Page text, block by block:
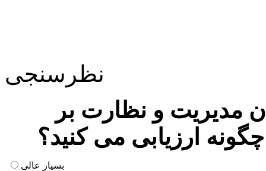
نظرسنجی
مدیریت و نظارت بر
ارزیابی می کنید؟
بسیار عالی